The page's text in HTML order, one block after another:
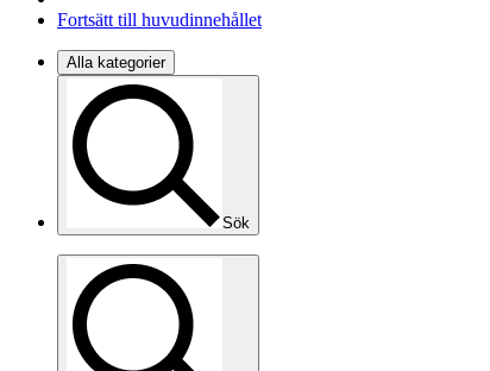
Fortsätt till huvudinnehållet
Alla kategorier
Sök